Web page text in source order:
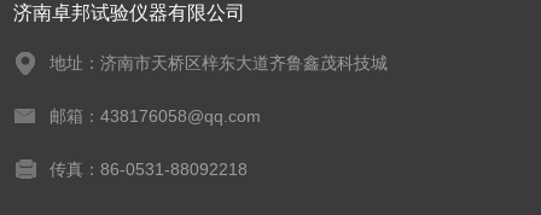
济南卓邦试验仪器有限公司
地址：济南市天桥区梓东大道齐鲁鑫茂科技城
邮箱：438176058@qq.com
传真：86-0531-88092218